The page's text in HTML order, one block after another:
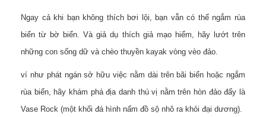
Ngay cả khi bạn không thích bơi lội, bạn vẫn có thể ngắm rùa
biển từ bờ biển. Và giả dụ thích giả mạo hiểm, hãy lướt trên
những con sống dữ và chèo thuyền kayak vòng vèo đảo.
ví như phát ngán sở hữu việc nằm dài trên bãi biển hoặc ngắm
rùa biển, hãy khám phá địa danh thú vị nằm trên hòn đảo đấy là
Vase Rock (một khối đá hình nấm đồ sộ nhô ra khỏi đại dương).